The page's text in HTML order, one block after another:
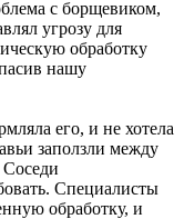
с борщевиком,
угрозу для
обработку
нашу
его, и не хотела
заползли между
Специалисты
обработку, и